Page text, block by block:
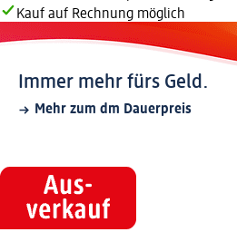
Kauf auf Rechnung möglich
Immer mehr fürs Geld.
Mehr zum dm Dauerpreis